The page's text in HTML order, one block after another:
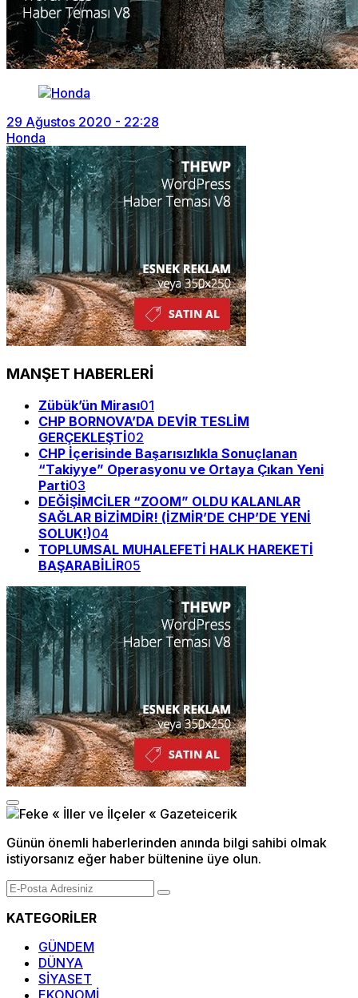
29 Ağustos 2020 - 22:28
Honda
MANŞET HABERLERİ
Zübük’ün Mirası01
CHP BORNOVA’DA DEVİR TESLİM
GERÇEKLEŞTİ02
CHP İçerisinde Başarısızlıkla Sonuçlanan
“Takiyye” Operasyonu ve Ortaya Çıkan Yeni
Parti03
DEĞİŞİMCİLER “ZOOM” OLDU KALANLAR
SAĞLAR BİZİMDİR! (İZMİR’DE CHP’DE YENİ
SOLUK!)04
TOPLUMSAL MUHALEFETİ HALK HAREKETİ
BAŞARABİLİR05
Günün önemli haberlerinden anında bilgi sahibi olmak
istiyorsanız eğer haber bültenine üye olun.
KATEGORİLER
GÜNDEM
DÜNYA
SİYASET